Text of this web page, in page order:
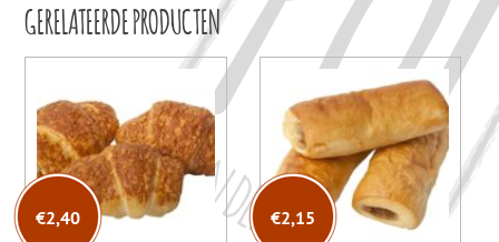
GERELATEERDE PRODUCTEN
€2,40 €2,15